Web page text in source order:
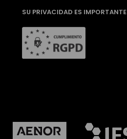
SU PRIVACIDAD ES IMPORTANTE